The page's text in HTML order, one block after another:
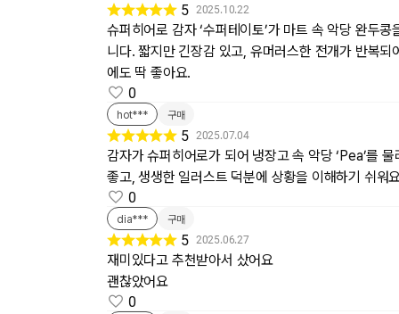
5 2025.10.22
슈퍼히어로 감자 ‘수퍼테이토’가 마트 속 악당 완두
니다. 짧지만 긴장감 있고, 유머러스한 전개가 반복
에도 딱 좋아요.
0
hot*** 구매
5 2025.07.04
감자가 슈퍼히어로가 되어 냉장고 속 악당 ‘Pea’를
좋고, 생생한 일러스트 덕분에 상황을 이해하기 쉬워
0
dia*** 구매
5 2025.06.27
재미있다고 추천받아서 샀어요
괜찮았어요
0